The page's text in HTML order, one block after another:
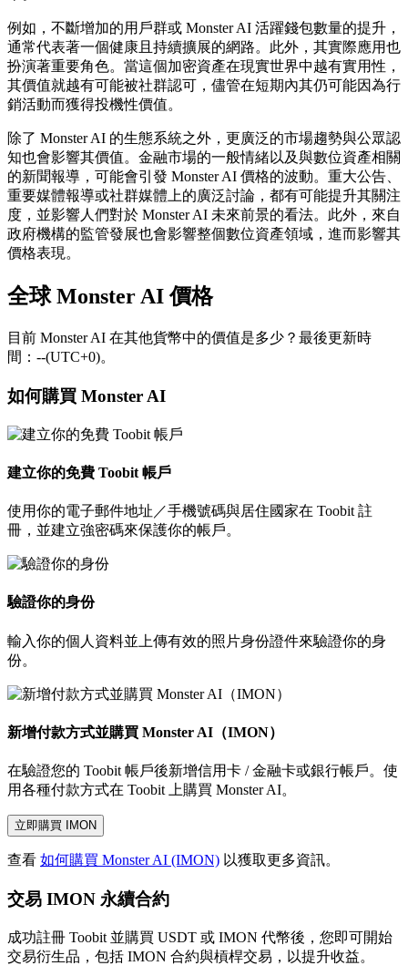
例如，不斷增加的用戶群或 Monster AI 活躍錢包數量的提升，
通常代表著一個健康且持續擴展的網路。此外，其實際應用也
扮演著重要角色。當這個加密資產在現實世界中越有實用性，
其價值就越有可能被社群認可，儘管在短期內其仍可能因為行
銷活動而獲得投機性價值。
除了 Monster AI 的生態系統之外，更廣泛的市場趨勢與公眾認
知也會影響其價值。金融市場的一般情緒以及與數位資產相關
的新聞報導，可能會引發 Monster AI 價格的波動。重大公告、
重要媒體報導或社群媒體上的廣泛討論，都有可能提升其關注
度，並影響人們對於 Monster AI 未來前景的看法。此外，來自
政府機構的監管發展也會影響整個數位資產領域，進而影響其
價格表現。
全球 Monster AI 價格
目前 Monster AI 在其他貨幣中的價值是多少？最後更新時
間：--(UTC+0)。
如何購買 Monster AI
建立你的免費 Toobit 帳戶
使用你的電子郵件地址／手機號碼與居住國家在 Toobit 註
冊，並建立強密碼來保護你的帳戶。
驗證你的身份
輸入你的個人資料並上傳有效的照片身份證件來驗證你的身
份。
新增付款方式並購買 Monster AI（IMON）
在驗證您的 Toobit 帳戶後新增信用卡 / 金融卡或銀行帳戶。使
用各種付款方式在 Toobit 上購買 Monster AI。
立即購買 IMON
查看 如何購買 Monster AI (IMON) 以獲取更多資訊。
交易 IMON 永續合約
成功註冊 Toobit 並購買 USDT 或 IMON 代幣後，您即可開始
交易衍生品，包括 IMON 合約與槓桿交易，以提升收益。